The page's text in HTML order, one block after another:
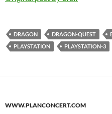
DRAGON DRAGON-QUEST
PLAYSTATION
PLAYSTATION-3
WWW.PLANCONCERT.COM